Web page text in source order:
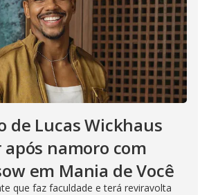
de Lucas Wickhaus
namoro com
em Mania de Você
que faz faculdade e terá reviravolta